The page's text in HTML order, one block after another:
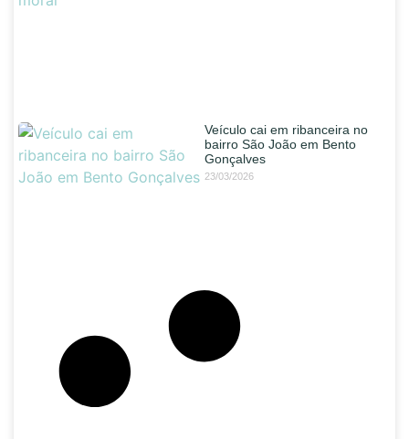
Veículo cai em ribanceira no
bairro São João em Bento
Gonçalves
23/03/2026